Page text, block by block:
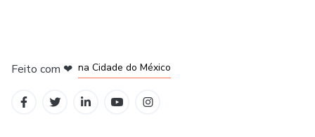
Feito com ❤ na Cidade do México